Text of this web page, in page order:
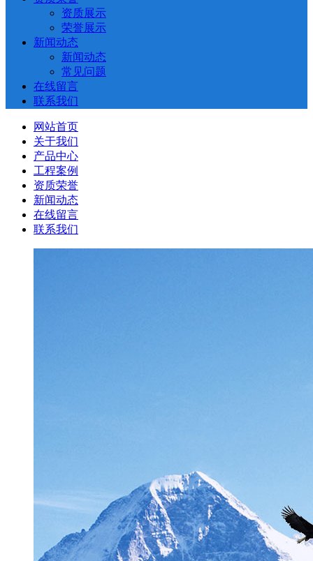
资质展示
荣誉展示
新闻动态
新闻动态
常见问题
在线留言
联系我们
网站首页
关于我们
产品中心
工程案例
资质荣誉
新闻动态
在线留言
联系我们